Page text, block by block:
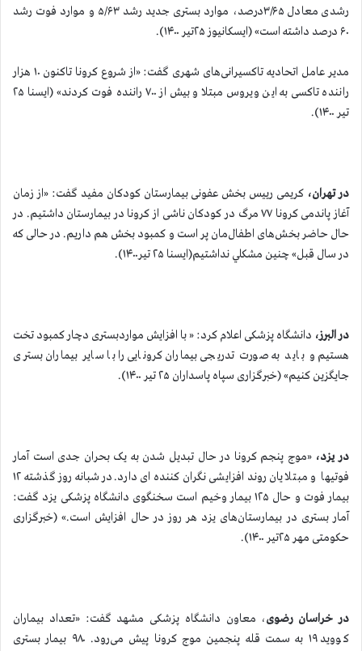
رشدی معادل ۳/۶۵درصد، موارد بستری جدید رشد ۵/۶۳ و موارد فوت رشد
۶۰ درصد داشته است» (ایسکانیوز ۲۵تیر ۱۴۰۰).
مدیر عامل اتحادیه تاکسیرانی‌های شهری گفت: «از شروع کرونا تاکنون ۱۰ هزار
راننده تاکسی به این ویروس مبتلا و بیش از ۷۰۰ راننده فوت کردند» (ایسنا ۲۵
تیر ۱۴۰۰).
در تهران، کریمی رییس بخش عفونی بیمارستان کودکان مفید گفت: «از زمان
آغاز پاندمی کرونا ۷۷ مرگ در کودکان ناشی از کرونا در بیمارستان داشتیم. در
حال حاضر بخش‌های اطفال‌مان پر است و کمبود بخش هم داریم. در حالی که
در سال قبل» چنین مشكلي نداشتيم(ایسنا ۲۵ تیر۱۴۰۰).
در البرز، دانشگاه پزشکی اعلام کرد: « با افزایش مواردبستری دچار کمبود تخت
هستیم و باید به صورت تدریجی بیماران کرونایی را با سایر بیماران بستری
جایگزین کنیم» (خبرگزاری سپاه پاسداران ۲۵ تیر ۱۴۰۰).
در یزد، «موج پنجم کرونا در حال تبدیل شدن به یک بحران جدی است آمار
فوتيها و مبتلایان روند افزایشی نگران کننده ای دارد.در شبانه روز گذشته ۱۲
بیمار فوت و حال ۱۲۵ بیمار وخیم است سخنگوی دانشگاه پزشکی یزد گفت:
آمار بستری‌ در بیمارستان‌های یزد هر روز در حال افزایش است.» (خبرگزاری
حکومتی مهر ۲۵تیر ۱۴۰۰).
در خراسان رضوی، معاون دانشگاه پزشکی مشهد گفت: «تعداد بیماران
کووید ۱۹ به سمت قله پنجمین موج کرونا پیش می‌رود. ۹۸۰ بیمار بستری